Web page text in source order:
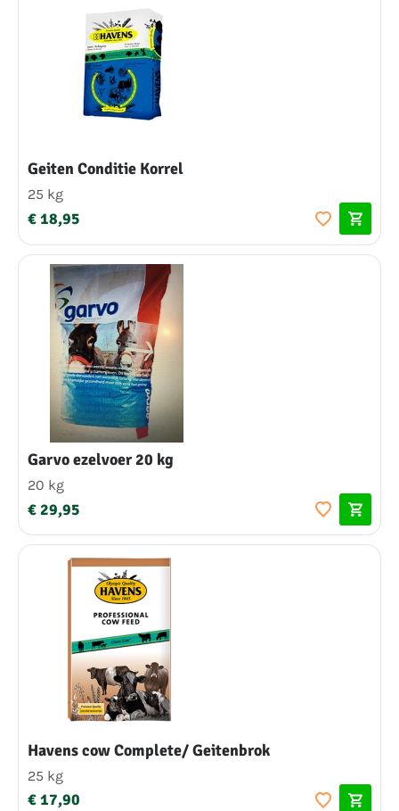
Geiten Conditie Korrel
25 kg
€ 18,95
Garvo ezelvoer 20 kg
20 kg
€ 29,95
Havens cow Complete/ Geitenbrok
25 kg
€ 17,90